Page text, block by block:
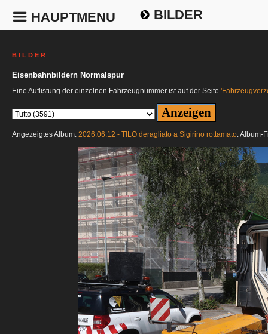
HAUPTMENU BILDER
B I L D E R
Eisenbahnbildern Normalspur
Eine Auflistung der einzelnen Fahrzeugnummer ist auf der Seite
Angezeigtes Album: 2026.06.12 - TILO deragliato a Sigirino rottamato. Album-